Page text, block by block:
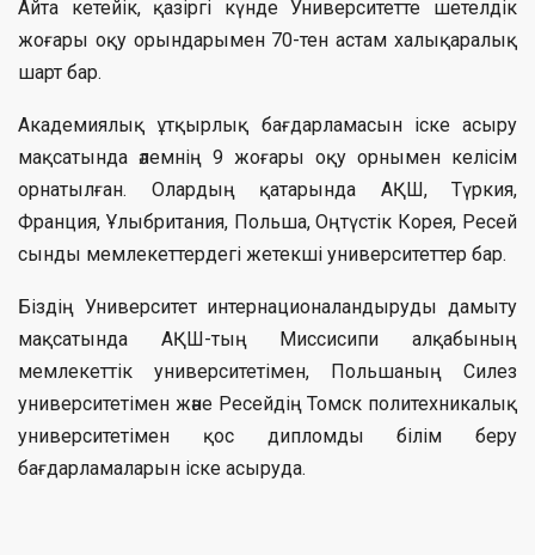
Айта кетейік, қазіргі күнде Университетте шетелдік
жоғары оқу орындарымен 70-тен астам халықаралық
шарт бар.
Академиялық ұтқырлық бағдарламасын іске асыру
мақсатында әлемнің 9 жоғары оқу орнымен келісім
орнатылған. Олардың қатарында АҚШ, Түркия,
Франция, Ұлыбритания, Польша, Оңтүстік Корея, Ресей
сынды мемлекеттердегі жетекші университеттер бар.
Біздің Университет интернационаландыруды дамыту
мақсатында АҚШ-тың Миссисипи алқабының
мемлекеттік университетімен, Польшаның Силез
университетімен және Ресейдің Томск политехникалық
университетімен қос дипломды білім беру
бағдарламаларын іске асыруда.